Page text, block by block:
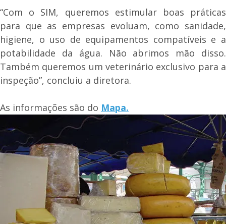
“Com o SIM, queremos estimular boas práticas
para que as empresas evoluam, como sanidade,
higiene, o uso de equipamentos compatíveis e a
potabilidade da água. Não abrimos mão disso.
Também queremos um veterinário exclusivo para a
inspeção”, concluiu a diretora.
As informações são do Mapa.